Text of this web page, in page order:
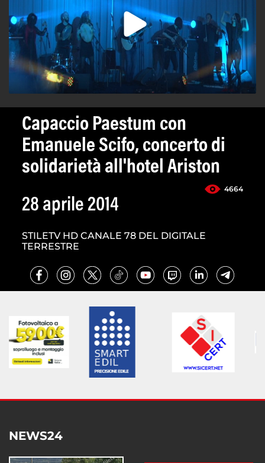
Capaccio Paestum con
Emanuele Scifo, concerto di
solidarietà all'hotel Ariston
4664
28 aprile 2014
STILETV HD CANALE 78 DEL DIGITALE
TERRESTRE
NEWS24